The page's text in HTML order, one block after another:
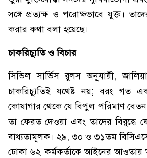
সঙ্গে প্রত্যক্ষ ও পরোক্ষভাবে যুক্ত।
করার কথা বলা হয়েছে।
চাকরিচ্যুতি ও বিচার
সিভিল সার্ভিস রুলস অনুযায়ী,
চাকরিচ্যুতিই যথেষ্ট নয়; বরং গত এক
কোষাগার থেকে যে বিপুল পরিমাণ
তা ফেরত দেওয়া এবং তাদের বিরুদ্ধে
বাধ্যতামূলক। ২৯, ৩০ ও ৩১তম
ঢোকা ৬২ কর্মকর্তাকে আইনের আওতায়